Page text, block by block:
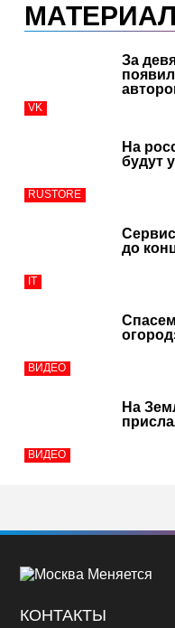
VK
За
RUSTORE
На
будут
IT
до
ВИДЕО
ВИДЕО
На
КОНТАКТЫ